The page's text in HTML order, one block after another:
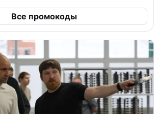
Все промокоды